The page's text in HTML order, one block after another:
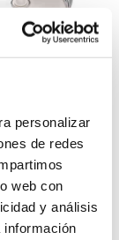
personalizar
de redes
web con
y análisis
información
21,31